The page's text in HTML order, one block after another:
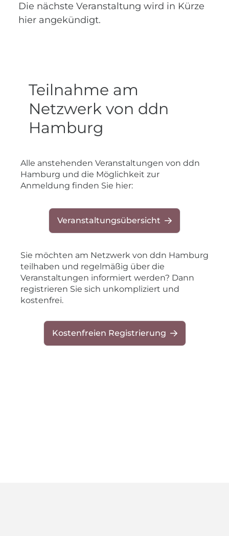
Die nächste Veranstaltung wird in Kürze
hier angekündigt.
Teilnahme am
Netzwerk von ddn
Hamburg
​Alle anstehenden Veranstaltungen von ddn
Hamburg und die Möglichkeit zur
Anmeldung finden Sie hier:
Veranstaltungsübersicht
Sie möchten am Netzwerk von ddn Hamburg
teilhaben und regelmäßig über die
Veranstaltungen informiert werden? Dann
registrieren Sie sich unkompliziert und
kostenfrei.
Kostenfreien Registrierung